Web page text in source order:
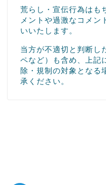
荒らし・宣伝行為はも
メントや過激なコメン
いいたします。
当方が不適切と判断し
ペなど）も含め、上記
除・規制の対象となる
承ください。